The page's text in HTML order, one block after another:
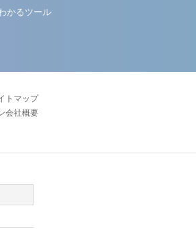
かるツール
トマップ
会社概要